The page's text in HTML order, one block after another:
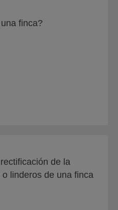
finca?
de la
linderos de una finca